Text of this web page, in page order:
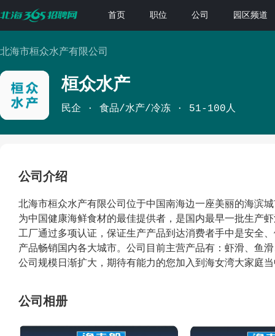
首页 职位 公司 园区频道
北海市桓众水产有限公司
桓众水产
民企 食品/水产/冷冻 51-100人
公司介绍
北海市桓众水产有限公司位于中国南海边一座美丽的海滨
为中国健康海鲜食材的最佳提供者，是国内最早一批生产
工厂通过多项认证，保证生产产品到达消费者手中是安全
产品畅销国内各大城市。公司目前主营产品有：虾滑、鱼
公司规模日渐扩大，期待有能力的您加入到海女湾大家庭
公司相册